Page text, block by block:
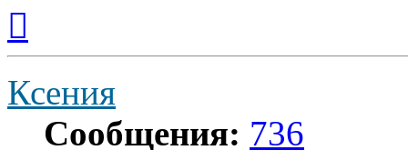
началу
Ксения
Сообщения: 736